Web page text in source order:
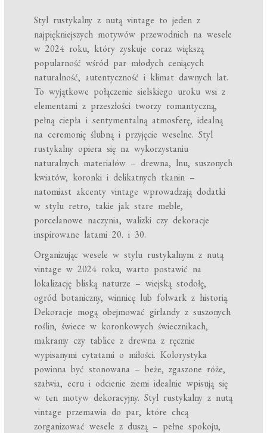
Styl rustykalny z nutą vintage to jeden z
najpiękniejszych motywów przewodnich na wesele
w 2024 roku, który zyskuje coraz większą
popularność wśród par młodych ceniących
naturalność, autentyczność i klimat dawnych lat.
To wyjątkowe połączenie sielskiego uroku wsi z
elementami z przeszłości tworzy romantyczną,
pełną ciepła i sentymentalną atmosferę, idealną
na ceremonię ślubną i przyjęcie weselne. Styl
rustykalny opiera się na wykorzystaniu
naturalnych materiałów – drewna, lnu, suszonych
kwiatów, koronki i delikatnych tkanin –
natomiast akcenty vintage wprowadzają dodatki
w stylu retro, takie jak stare meble,
porcelanowe naczynia, walizki czy dekoracje
inspirowane latami 20. i 30.
Organizując wesele w stylu rustykalnym z nutą
vintage w 2024 roku, warto postawić na
lokalizację bliską naturze – wiejską stodołę,
ogród botaniczny, winnicę lub folwark z historią.
Dekoracje mogą obejmować girlandy z suszonych
roślin, świece w koronkowych świecznikach,
makramy czy tablice z drewna z ręcznie
wypisanymi cytatami o miłości. Kolorystyka
powinna być stonowana – beże, zgaszone róże,
szałwia, ecru i odcienie ziemi idealnie wpisują się
w ten motyw dekoracyjny. Styl rustykalny z nutą
vintage przemawia do par, które chcą
zorganizować wesele z duszą – pełne spokoju,